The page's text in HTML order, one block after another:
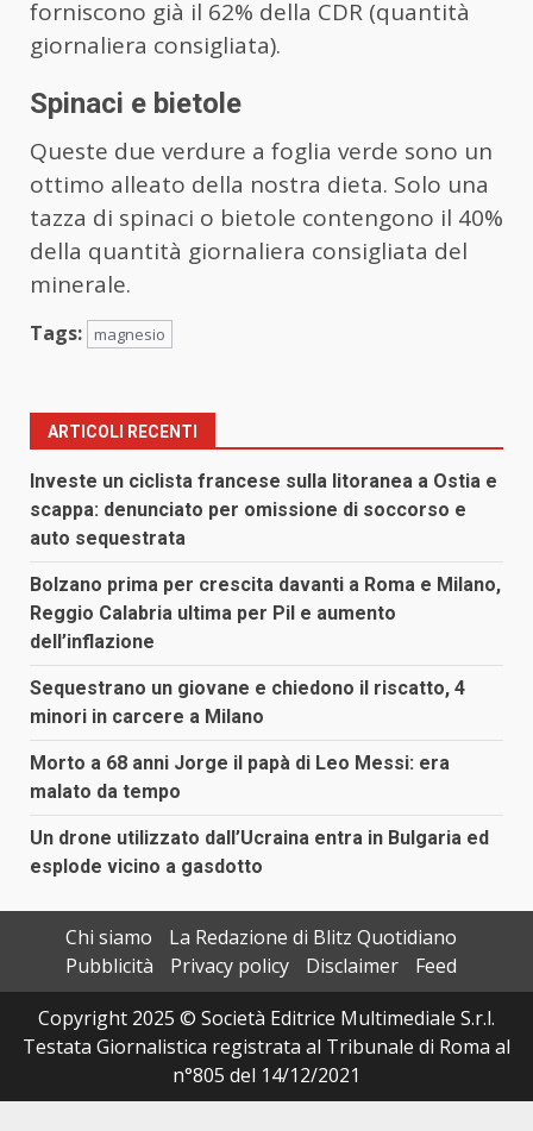
forniscono già il 62% della CDR (quantità
giornaliera consigliata).
Spinaci e bietole
Queste due verdure a foglia verde sono un
ottimo alleato della nostra dieta. Solo una
tazza di spinaci o bietole contengono il 40%
della quantità giornaliera consigliata del
minerale.
Tags: magnesio
ARTICOLI RECENTI
Investe un ciclista francese sulla litoranea a Ostia e
scappa: denunciato per omissione di soccorso e
auto sequestrata
Bolzano prima per crescita davanti a Roma e Milano,
Reggio Calabria ultima per Pil e aumento
dell’inflazione
Sequestrano un giovane e chiedono il riscatto, 4
minori in carcere a Milano
Morto a 68 anni Jorge il papà di Leo Messi: era
malato da tempo
Un drone utilizzato dall’Ucraina entra in Bulgaria ed
esplode vicino a gasdotto
Chi siamo
La Redazione di Blitz Quotidiano
Pubblicità
Privacy policy Disclaimer
Feed
Copyright 2025 © Società Editrice Multimediale S.r.l.
Testata Giornalistica registrata al Tribunale di Roma al
n°805 del 14/12/2021